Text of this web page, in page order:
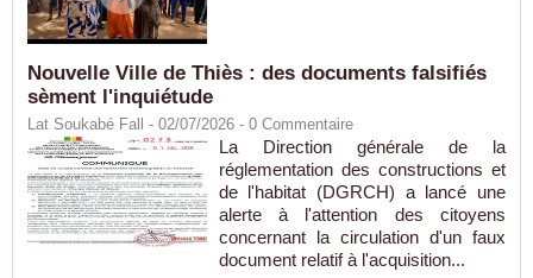
Nouvelle Ville de Thiès : des documents falsifiés
sèment l'inquiétude
Lat Soukabé Fall - 02/07/2026 - 0 Commentaire
La Direction générale de la
réglementation des constructions et
de l'habitat (DGRCH) a lancé une
alerte à l'attention des citoyens
concernant la circulation d'un faux
document relatif à l'acquisition...